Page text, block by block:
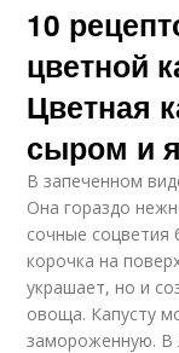
10
цветной
Цветная
сыром и
В запеченном
Она гораздо
сочные соцветия
корочка на
украшает, но и
овоща. Капусту
замороженную. В